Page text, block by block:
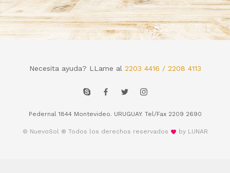
Necesita ayuda? LLame al 2203 4416 / 2208 4113
Pedernal 1844 Montevideo. URUGUAY. Tel/Fax 2209 2690
© NuevoSol ® Todos los derechos reservados by LUNAR